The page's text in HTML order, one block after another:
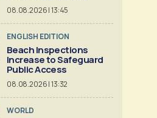
08.08.2026 | 13:45
ENGLISH EDITION
Beach Inspections
Increase to Safeguard
Public Access
08.08.2026 | 13:32
WORLD